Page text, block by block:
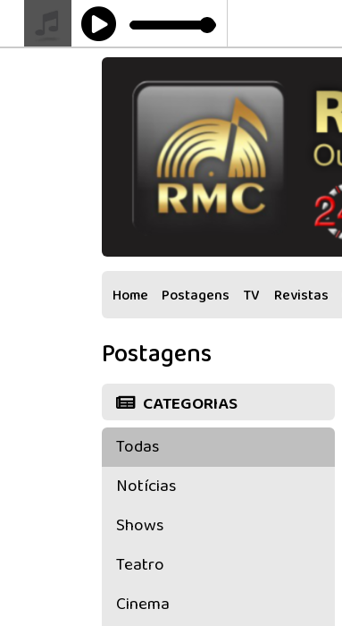
Home Postagens TV Revistas
Postagens
CATEGORIAS
Todas
Notícias
Shows
Teatro
Cinema